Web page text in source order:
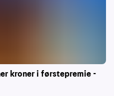
kroner i førstepremie -